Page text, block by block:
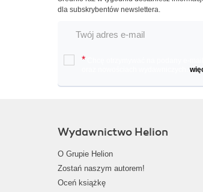
dla subskrybentów newslettera.
*
Wydawnictwo Helion
O Grupie Helion
Zostań naszym autorem!
Oceń książkę